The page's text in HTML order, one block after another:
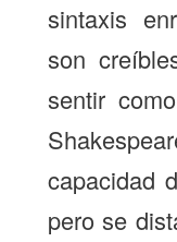
sintaxis
son
sentir
capacidad
pero se